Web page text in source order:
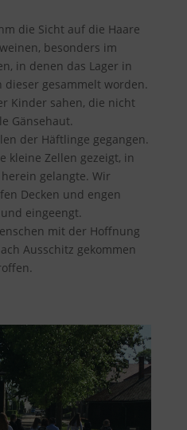
die Sicht auf die Haare
besonders im
in denen das Lager in
dieser gesammelt worden.
Kinder sahen, die nicht
Gänsehaut.
der Häftlinge gegangen.
kleine Zellen gezeigt, in
gelangte. Wir
Decken und engen
eingeengt.
mit der Hoffnung
Ausschitz gekommen